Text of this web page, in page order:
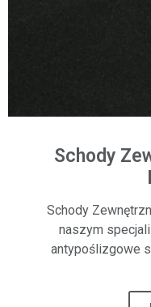
Schody
Schody
naszym
antypoślizgowe